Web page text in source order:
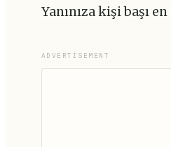
Yanınıza kişi başı
ADVERTISEMENT